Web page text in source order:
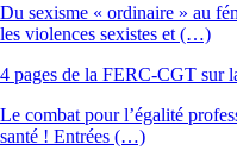
Du sexisme « ordinaire » au
les violences sexistes et (…)
4 pages de la FERC-CGT sur
Le combat pour l’égalité
santé ! Entrées (…)